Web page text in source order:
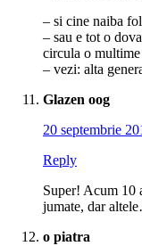
– si cine naiba
– sau e tot o
circula o
– vezi: alta
Glazen oog
20 septembrie
Reply
Super! Acum 10
jumate, dar
o piatra